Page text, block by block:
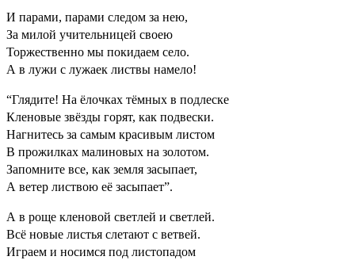
И парами, парами следом за нею,
За милой учительницей своею
Торжественно мы покидаем село.
А в лужи с лужаек листвы намело!
“Глядите! На ёлочках тёмных в подлеске
Кленовые звёзды горят, как подвески.
Нагнитесь за самым красивым листом
В прожилках малиновых на золотом.
Запомните все, как земля засыпает,
А ветер листвою её засыпает”.
А в роще кленовой светлей и светлей.
Всё новые листья слетают с ветвей.
Играем и носимся под листопадом